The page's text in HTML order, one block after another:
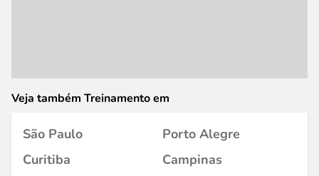
Veja também Treinamento em
São Paulo
Porto Alegre
Curitiba
Campinas